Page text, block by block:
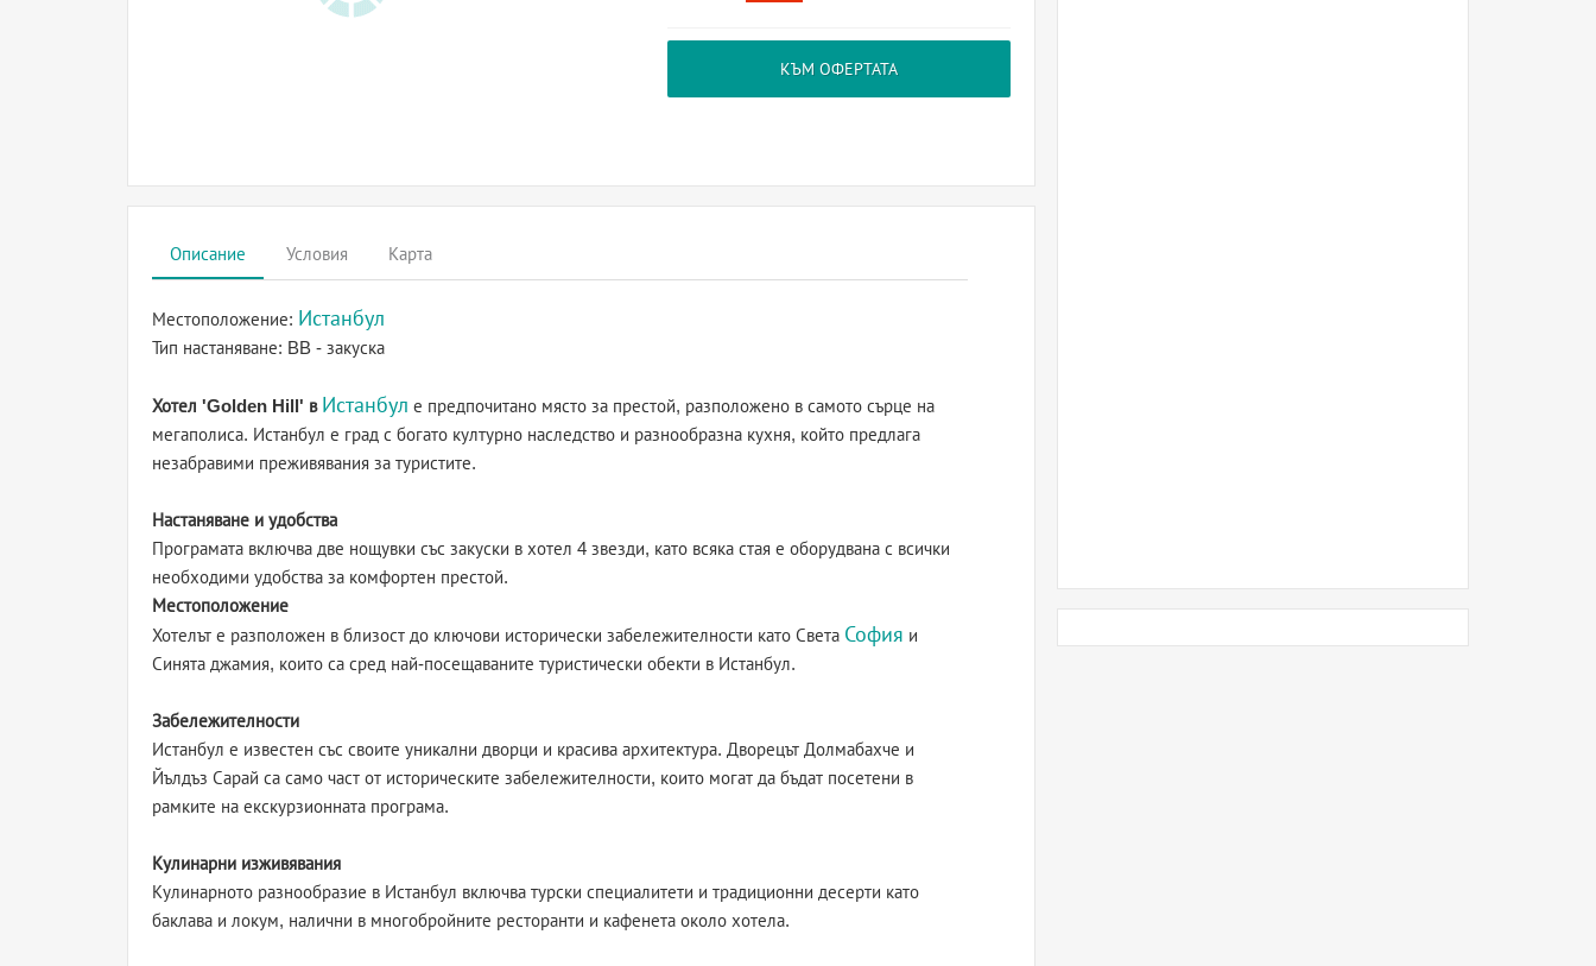
КЪМ ОФЕРТАТА
Описание Условия Карта
Местоположение: Истанбул
Тип настаняване: BB - закуска
Хотел 'Golden Hill' в Истанбул е предпочитано място за престой, разположено в самото сърце на
мегаполиса. Истанбул е град с богато културно наследство и разнообразна кухня, който предлага
незабравими преживявания за туристите.
Настаняване и удобства
Програмата включва две нощувки със закуски в хотел 4 звезди, като всяка стая е оборудвана с всички
необходими удобства за комфортен престой.
Местоположение
Хотелът е разположен в близост до ключови исторически забележителности като Света София и
Синята джамия, които са сред най-посещаваните туристически обекти в Истанбул.
Забележителности
Истанбул е известен със своите уникални дворци и красива архитектура. Дворецът Долмабахче и
Йълдъз Сарай са само част от историческите забележителности, които могат да бъдат посетени в
рамките на екскурзионната програма.
Кулинарни изживявания
Кулинарното разнообразие в Истанбул включва турски специалитети и традиционни десерти като
баклава и локум, налични в многобройните ресторанти и кафенета около хотела.